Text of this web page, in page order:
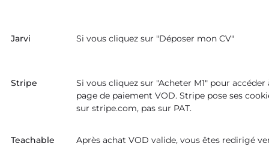
Jarvi Si vous cliquez sur "Déposer mon CV"
Stripe
Si vous cliquez sur "Acheter M1" pour accéder
page de paiement VOD. Stripe pose ses
sur stripe.com, pas sur PAT.
Teachable
Après achat VOD valide, vous êtes redirigé